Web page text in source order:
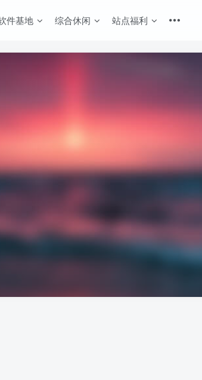
件基地 综合休闲 站点福利